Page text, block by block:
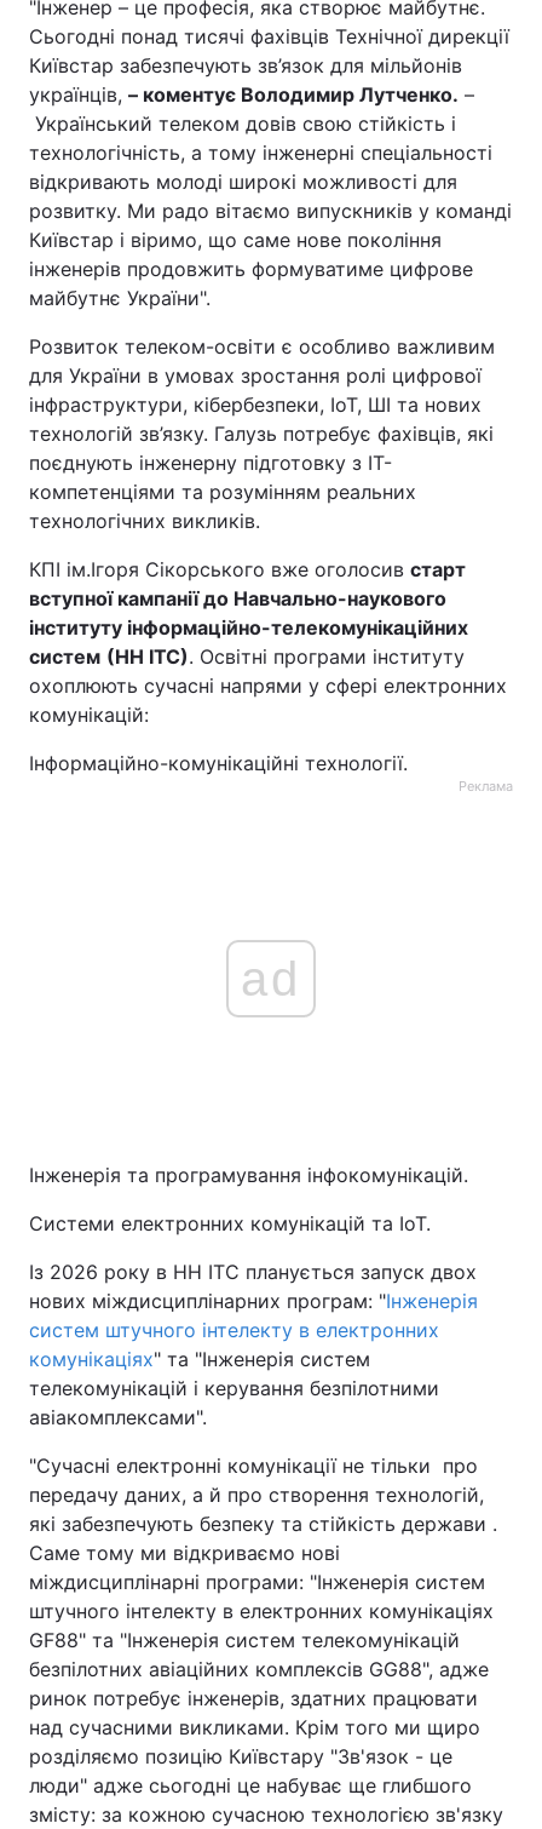
"Інженер – це професія, яка створює майбутнє.
Сьогодні понад тисячі фахівців Технічної дирекції
Київстар забезпечують зв’язок для мільйонів
українців, – коментує Володимир Лутченко. –
Український телеком довів свою стійкість і
технологічність, а тому інженерні спеціальності
відкривають молоді широкі можливості для
розвитку. Ми радо вітаємо випускників у команді
Київстар і віримо, що саме нове покоління
інженерів продовжить формуватиме цифрове
майбутнє України".
Розвиток телеком-освіти є особливо важливим
для України в умовах зростання ролі цифрової
інфраструктури, кібербезпеки, IoT, ШІ та нових
технологій зв’язку. Галузь потребує фахівців, які
поєднують інженерну підготовку з ІТ-
компетенціями та розумінням реальних
технологічних викликів.
КПІ ім.Ігоря Сікорського вже оголосив старт
вступної кампанії до Навчально-наукового
інституту інформаційно-телекомунікаційних
систем (НН ІТС). Освітні програми інституту
охоплюють сучасні напрями у сфері електронних
комунікацій:
Інформаційно-комунікаційні технології.
Реклама
ad
Інженерія та програмування інфокомунікацій.
Системи електронних комунікацій та IoT.
Із 2026 року в НН ІТС планується запуск двох
нових міждисциплінарних програм: "Інженерія
систем штучного інтелекту в електронних
комунікаціях" та "Інженерія систем
телекомунікацій і керування безпілотними
авіакомплексами".
"Сучасні електронні комунікації не тільки про
передачу даних, а й про створення технологій,
які забезпечують безпеку та стійкість держави .
Саме тому ми відкриваємо нові
міждисциплінарні програми: "Інженерія систем
штучного інтелекту в електронних комунікаціях
GF88" та "Інженерія систем телекомунікацій
безпілотних авіаційних комплексів GG88", адже
ринок потребує інженерів, здатних працювати
над сучасними викликами. Крім того ми щиро
розділяємо позицію Київстару "Зв'язок - це
люди" адже сьогодні це набуває ще глибшого
змісту: за кожною сучасною технологією зв'язку